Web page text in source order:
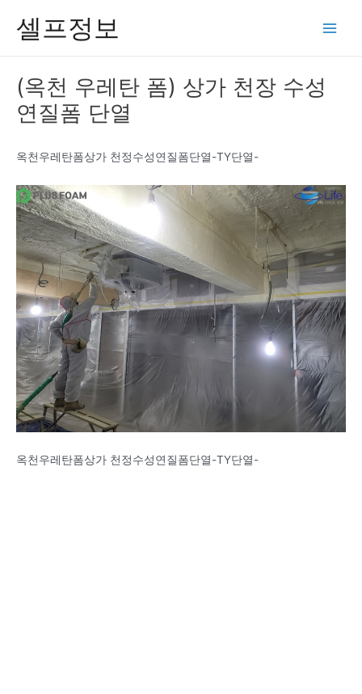
셀프정보
(옥천 우레탄 폼) 상가 천장 수성
연질폼 단열
옥천우레탄폼상가 천정수성연질폼단열-TY단열-
옥천우레탄폼상가 천정수성연질폼단열-TY단열-